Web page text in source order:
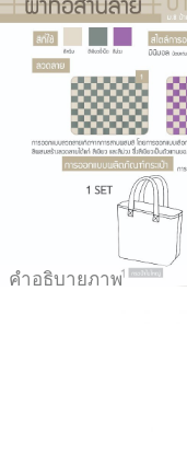
คำอธิบายภาพ